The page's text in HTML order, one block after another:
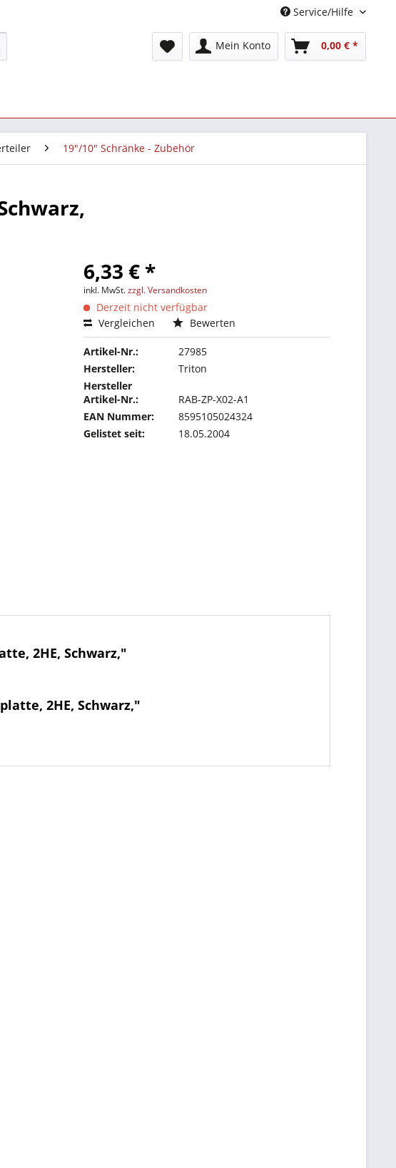
Service/Hilfe
Mein Konto 0,00 € *
19"/10" Schränke - Zubehör
6,33 € *
inkl. MwSt.zzgl. Versandkosten
Derzeit nicht verfügbar
Vergleichen
Bewerten
Artikel-Nr.:
27985
Hersteller:
Triton
Hersteller
Artikel-Nr.:
RAB-ZP-X02-A1
EAN Nummer:
8595105024324
Gelistet seit:
18.05.2004
2HE, Schwarz,"
2HE, Schwarz,"